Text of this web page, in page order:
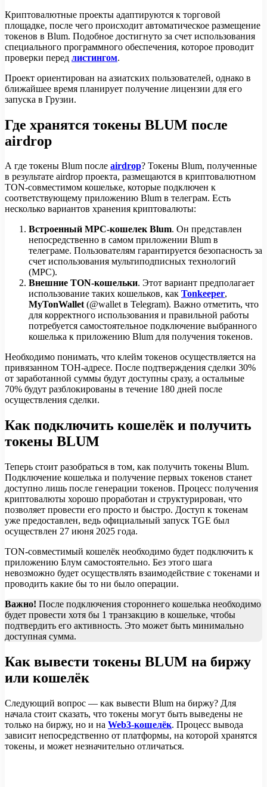
Криптовалютные проекты адаптируются к торговой
площадке, после чего происходит автоматическое размещение
токенов в Blum. Подобное достигнуто за счет использования
специального программного обеспечения, которое проводит
проверки перед листингом.
Проект ориентирован на азиатских пользователей, однако в
ближайшее время планирует получение лицензии для его
запуска в Грузии.
Где хранятся токены BLUM после
airdrop
А где токены Blum после airdrop? Токены Blum, полученные
в результате airdrop проекта, размещаются в криптовалютном
TON-совместимом кошельке, которые подключен к
соответствующему приложению Blum в телеграм. Есть
несколько вариантов хранения криптовалюты:
Встроенный MPC-кошелек Blum. Он представлен
непосредственно в самом приложении Blum в
телеграме. Пользователям гарантируется безопасность за
счет использования мультиподписных технологий
(МРС).
Внешние TON-кошельки. Этот вариант предполагает
использование таких кошельков, как Tonkeeper,
MyTonWallet(@wallet в Telegram). Важно отметить, что
для корректного использования и правильной работы
потребуется самостоятельное подключение выбранного
кошелька к приложению Blum для получения токенов.
Необходимо понимать, что клейм токенов осуществляется на
привязанном ТОН-адресе. После подтверждения сделки 30%
от заработанной суммы будут доступны сразу, а остальные
70% будут разблокированы в течение 180 дней после
осуществления сделки.
Как подключить кошелёк и получить
токены BLUM
Теперь стоит разобраться в том, как получить токены Blum.
Подключение кошелька и получение первых токенов станет
доступно лишь после генерации токенов. Процесс получения
криптовалюты хорошо проработан и структурирован, что
позволяет провести его просто и быстро. Доступ к токенам
уже предоставлен, ведь официальный запуск TGE был
осуществлен 27 июня 2025 года.
TON-совместимый кошелёк необходимо будет подключить к
приложению Блум самостоятельно. Без этого шага
невозможно будет осуществлять взаимодействие с токенами и
проводить какие бы то ни было операции.
Важно! После подключения стороннего кошелька необходимо
будет провести хотя бы 1 транзакцию в кошельке, чтобы
подтвердить его активность. Это может быть минимально
доступная сумма.
Как вывести токены BLUM на биржу
или кошелёк
Следующий вопрос — как вывести Blum на биржу? Для
начала стоит сказать, что токены могут быть выведены не
только на биржу, но и на Web3-кошелёк. Процесс вывода
зависит непосредственно от платформы, на которой хранятся
токены, и может незначительно отличаться.